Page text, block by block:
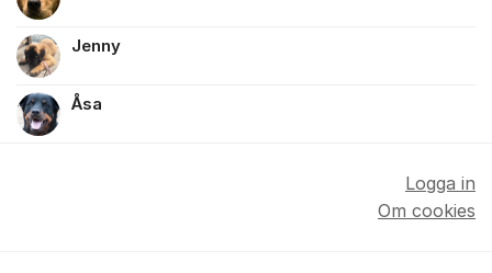
Jenny
Åsa
Logga in
Om cookies